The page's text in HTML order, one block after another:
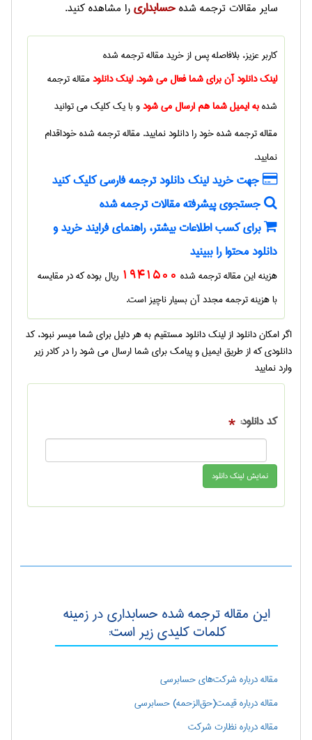
سایرمقالات ترجمه شدهحسابداریرا مشاهده کنید.
کاربر عزیز، بلافاصله پس از خریدمقاله ترجمه شده
لینک دانلود آن برای شما فعال می شود. لینک دانلودمقاله ترجمه
شدهبه ایمیل شما هم ارسال می شودو با یک کلیک می توانید
مقاله ترجمه شدهخود را دانلود نمایید.مقاله ترجمه شدهخوداقدام
نمایید.
جهت خرید لینک دانلود ترجمه فارسی کلیک کنید
جستجوی پیشرفته مقالات ترجمه شده
برای کسب اطلاعات بیشتر، راهنمای فرایند خرید و
دانلود محتوا را ببینید
هزینه این مقاله ترجمه شده 1941500 ریال بوده که در مقایسه
با هزینه ترجمه مجدد آن بسیار ناچیز است.
اگر امکان دانلود از لینک دانلود مستقیم به هر دلیل برای شما میسر نبود، کد
دانلودی که از طریق ایمیل و پیامک برای شما ارسال می شود را در کادر زیر
وارد نمایید
کد دانلود: *
این مقاله ترجمه شده حسابداری در زمینه
کلمات کلیدی زیر است:
مقاله درباره شركت‌هاي حسابرسي
مقاله درباره قيمت(حق‌الزحمه) حسابرسي
مقاله درباره نظارت شركت